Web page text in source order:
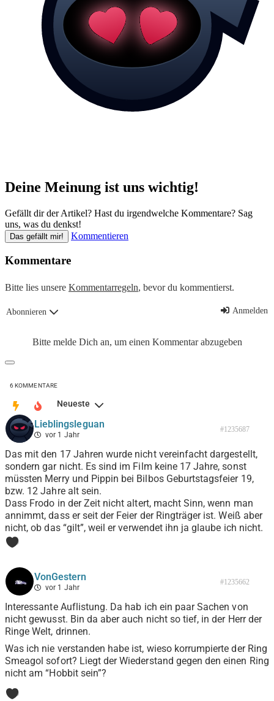
Deine Meinung ist uns wichtig!
Gefällt dir der Artikel? Hast du irgendwelche Kommentare? Sag
uns, was du denkst!
Das gefällt mir! Kommentieren
Kommentare
Bitte lies unsere Kommentarregeln, bevor du kommentierst.
Abonnieren Anmelden
Bitte melde Dich an, um einen Kommentar abzugeben
6 KOMMENTARE
Neueste
Lieblingsleguan
vor 1 Jahr
#1235687
Das mit den 17 Jahren wurde nicht vereinfacht dargestellt,
sondern gar nicht. Es sind im Film keine 17 Jahre, sonst
müssten Merry und Pippin bei Bilbos Geburtstagsfeier 19,
bzw. 12 Jahre alt sein.
Dass Frodo in der Zeit nicht altert, macht Sinn, wenn man
annimmt, dass er seit der Feier der Ringträger ist. Weiß aber
nicht, ob das “gilt”, weil er verwendet ihn ja glaube ich nicht.
0
VonGestern
vor 1 Jahr
#1235662
Interessante Auflistung. Da hab ich ein paar Sachen von
nicht gewusst. Bin da aber auch nicht so tief, in der Herr der
Ringe Welt, drinnen.
Was ich nie verstanden habe ist, wieso korrumpierte der Ring
Smeagol sofort? Liegt der Wiederstand gegen den einen Ring
nicht am “Hobbit sein”?
0